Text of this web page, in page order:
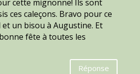
cette mignonne! Ils sont
ces caleçons. Bravo pour ce
un bisou à Augustine. Et
fête à toutes les
Réponse